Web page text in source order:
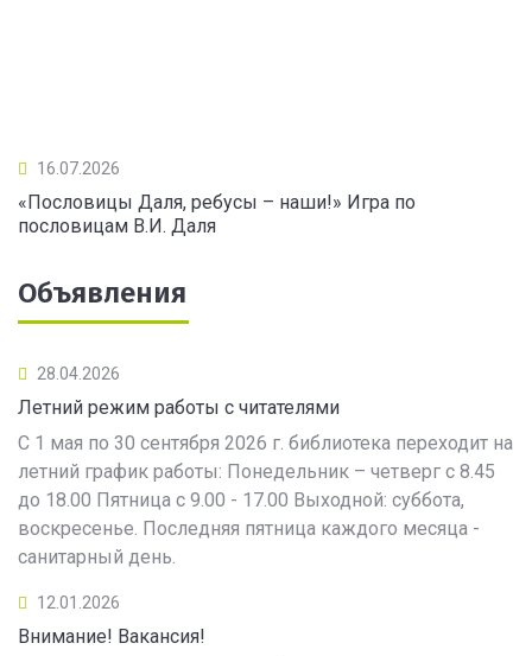
16.07.2026
«Пословицы Даля, ребусы – наши!» Игра по
пословицам В.И. Даля
Объявления
28.04.2026
Летний режим работы с читателями
С 1 мая по 30 сентября 2026 г. библиотека переходит на
летний график работы: Понедельник – четверг с 8.45
до 18.00 Пятница с 9.00 - 17.00 Выходной: суббота,
воскресенье. Последняя пятница каждого месяца -
санитарный день.
12.01.2026
Внимание! Вакансия!